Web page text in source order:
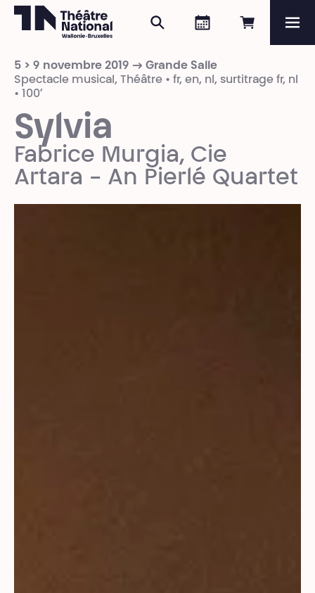
Réserver
Agenda
Rechercher
Magazine
5 > 9 novembre 2019 → Grande Salle
Spectacle musical, Théâtre • fr, en, nl, surtitrage fr, nl
• 100’
Sylvia
Fabrice Murgia, Cie
Artara - An Pierlé Quartet